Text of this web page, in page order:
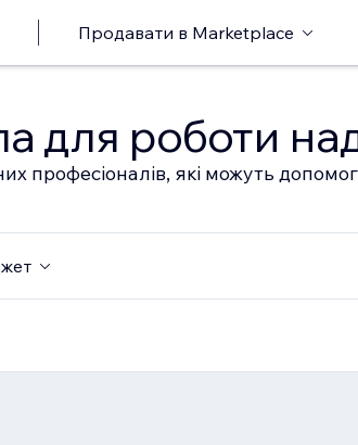
Продавати в Marketplace
для роботи
професіоналів, які можуть